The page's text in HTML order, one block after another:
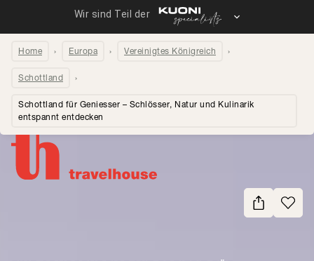
Home Europa Vereinigtes Königreich
Schottland
Schottland für Geniesser – Schlösser, Natur und Kulinarik
entspannt entdecken